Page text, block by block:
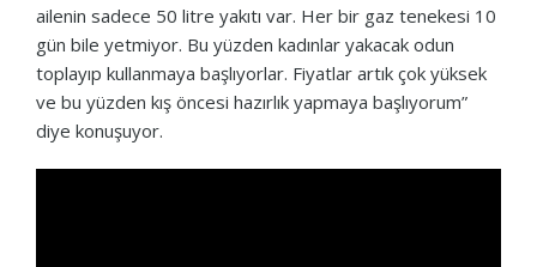
ailenin sadece 50 litre yakıtı var. Her bir gaz tenekesi 10
gün bile yetmiyor. Bu yüzden kadınlar yakacak odun
toplayıp kullanmaya başlıyorlar. Fiyatlar artık çok yüksek
ve bu yüzden kış öncesi hazırlık yapmaya başlıyorum”
diye konuşuyor.